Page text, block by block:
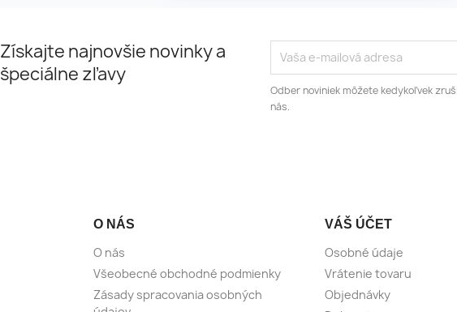
Získajte najnovšie novinky a
špeciálne zľavy
Odber noviniek môžete kedykoľvek
nás.
O NÁS
O nás
Všeobecné obchodné podmienky
Zásady spracovania osobných
VÁŠ ÚČET
Osobné údaje
Vrátenie tovaru
Objednávky